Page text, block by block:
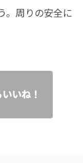
。周りの安全に
いね！